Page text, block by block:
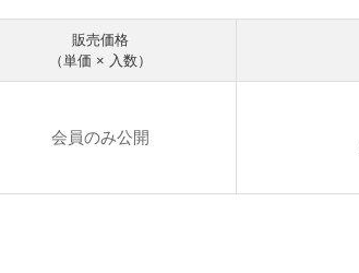
販売価格
（単価 × 入数）
会員のみ公開